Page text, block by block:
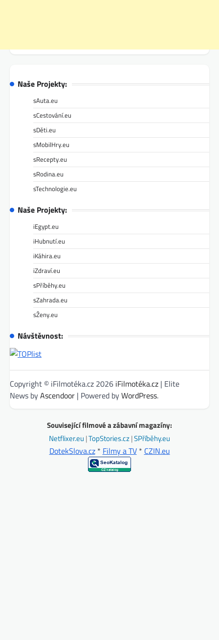
Naše Projekty:
sAuta.eu
sCestování.eu
sDěti.eu
sMobilHry.eu
sRecepty.eu
sRodina.eu
sTechnologie.eu
Naše Projekty:
iEgypt.eu
iHubnutí.eu
iKáhira.eu
iZdraví.eu
sPříběhy.eu
sZahrada.eu
sŽeny.eu
Návštěvnost:
Copyright © iFilmotéka.cz 2026 iFilmotéka.cz | Elite
News byAscendoor | Powered byWordPress.
Související filmové a zábavní magazíny:
Netflixer.eu |TopStories.cz|SPříběhy.eu
DotekSlova.cz* Filmy a TV* CZIN.eu